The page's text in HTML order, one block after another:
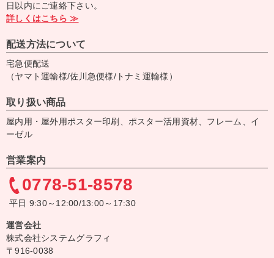
日以内にご連絡下さい。
詳しくはこちら ≫
配送方法について
宅急便配送
（ヤマト運輸様/佐川急便様/トナミ運輸様）
取り扱い商品
屋内用・屋外用ポスター印刷、ポスター活用資材、フレーム、イ
ーゼル
営業案内
0778-51-8578
平日 9:30～12:00/13:00～17:30
運営会社
株式会社システムグラフィ
〒916-0038